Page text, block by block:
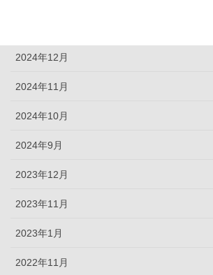
2024年12月
2024年11月
2024年10月
2024年9月
2023年12月
2023年11月
2023年1月
2022年11月